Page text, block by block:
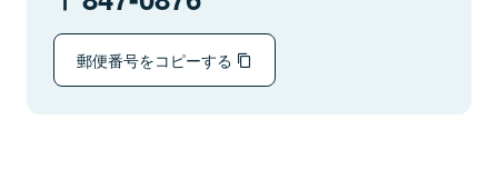
郵便番号をコピーする